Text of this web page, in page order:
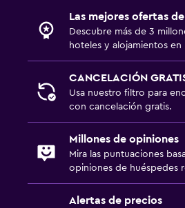
Las mejores ofertas
Descubre más de 3
hoteles y alojamientos en
CANCELACIÓN
Usa nuestro filtro para
con cancelación gratis.
Millones de opiniones
Mira las puntuaciones
opiniones de huéspedes
Alertas de precios